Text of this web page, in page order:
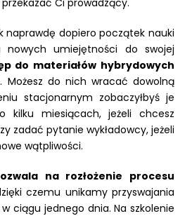
naprawdę dopiero początek nauki
nowych umiejętności do swojej
do materiałów hybrydowych
. Możesz do nich wracać dowolną
stacjonarnym zobaczyłbyś je
kilku miesiącach, jeżeli chcesz
zadać pytanie wykładowcy, jeżeli
wątpliwości.
na rozłożenie procesu
czemu unikamy przyswajania
ciągu jednego dnia. Na szkolenie